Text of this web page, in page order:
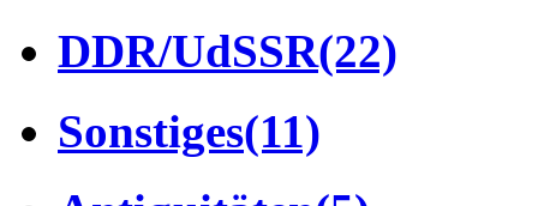
DDR/UdSSR(22)
Sonstiges(11)